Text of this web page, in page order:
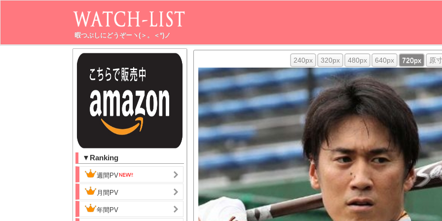
暇つぶしにどうぞーヽ(＞。＜*)ノ
▼Ranking
週間PV
月間PV
年間PV
240px 320px 480px 640px 720px 原